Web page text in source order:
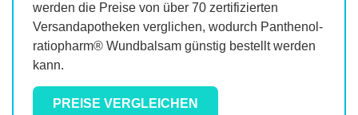
werden die Preise von über 70 zertifizierten
Versandapotheken verglichen, wodurch Panthenol-
ratiopharm® Wundbalsam günstig bestellt werden
kann.
PREISE VERGLEICHEN